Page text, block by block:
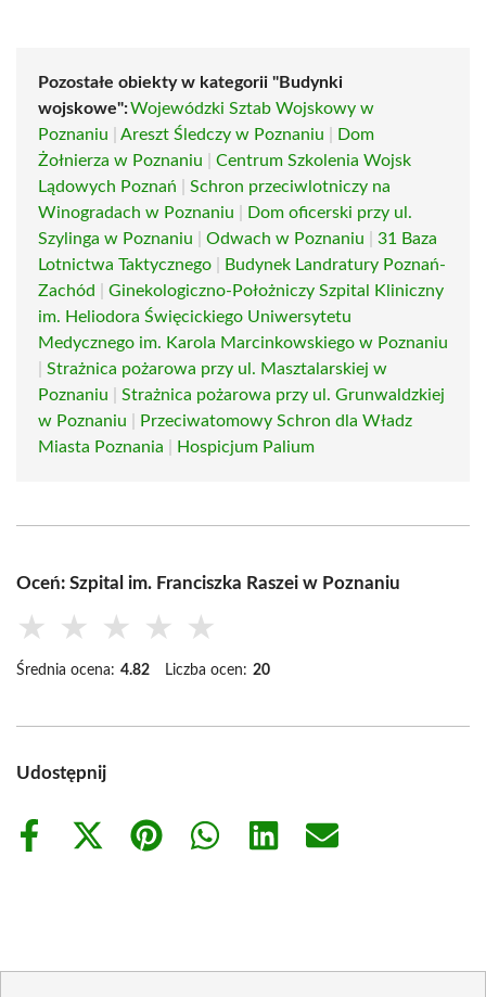
Pozostałe obiekty w kategorii "Budynki
wojskowe":Wojewódzki Sztab Wojskowy w
Poznaniu
Areszt Śledczy w Poznaniu
Dom
Żołnierza w Poznaniu
Centrum Szkolenia Wojsk
Lądowych Poznań
Schron przeciwlotniczy na
Winogradach w Poznaniu
Dom oficerski przy ul.
Szylinga w Poznaniu
Odwach w Poznaniu
31 Baza
Lotnictwa Taktycznego
Budynek Landratury Poznań-
Zachód
Ginekologiczno-Położniczy Szpital Kliniczny
im. Heliodora Święcickiego Uniwersytetu
Medycznego im. Karola Marcinkowskiego w Poznaniu
Strażnica pożarowa przy ul. Masztalarskiej w
Poznaniu
Strażnica pożarowa przy ul. Grunwaldzkiej
w Poznaniu
Przeciwatomowy Schron dla Władz
Miasta Poznania
Hospicjum Palium
Oceń: Szpital im. Franciszka Raszei w Poznaniu
★ ★ ★ ★ ★
Średnia ocena: 4.82 Liczba ocen: 20
Udostępnij
Share
Share
Share
Share
Share
Share